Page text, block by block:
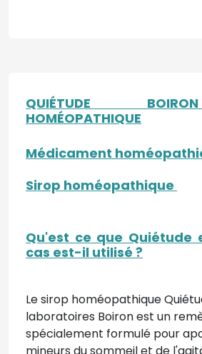
QUIÉTUDE
HOMÉOPATHIQUE
Médicament
Sirop homéopathique
Qu'est ce que Quiétude
cas est-il utilisé ?
Le sirop homéopathique
laboratoires Boiron est un
spécialement formulé pour